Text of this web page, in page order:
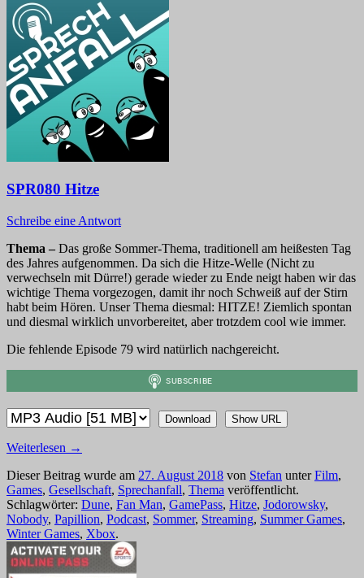
SPR080 Hitze
Schreibe eine Antwort
Thema – Das große Sommer-Thema, traditionell am heißesten Tag
des Jahres aufgenommen. Da sich die Hitze-Welle (Nicht zu
verwechseln mit Dürre!) gerade wieder zu Ende neigt haben wir das
wichtige Thema vorgezogen, damit ihr noch Schweiß auf der Stirn
habt beim Hören. Unser Thema diesmal: HITZE! Ziemlich spontan
und diesmal wirklich unvorbereitet, aber trotzdem cool wie immer.
Die fehlende Episode 79 wird natürlich nachgereicht.
Download Show URL
Weiterlesen →
Dieser Beitrag wurde am 27. August 2018 von Stefan unterFilm,
Games, Gesellschaft, Sprechanfall, Thema veröffentlicht.
Schlagwörter: Dune, Fan Man, GamePass, Hitze, Jodorowsky,
Nobody, Papillion, Podcast, Sommer, Streaming, Summer Games,
Winter Games, Xbox.